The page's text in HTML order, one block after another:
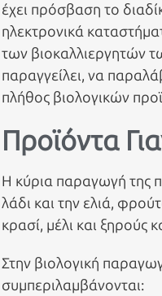
έχει πρόσβαση το
ηλεκτρονικά
των βιοκαλλιεργητών
παραγγείλει, να
πλήθος βιολογικών
Προϊόντα
Η κύρια παραγωγή της
λάδι και την ελιά,
κρασί, μέλι και ξηρούς
Στην βιολογική
συμπεριλαμβάνονται: